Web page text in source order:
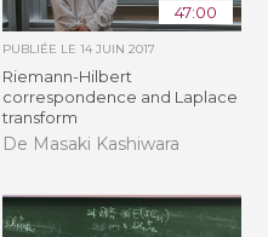
47:00
PUBLIÉE LE 14 JUIN 2017
Riemann-Hilbert
correspondence and Laplace
transform
De Masaki Kashiwara